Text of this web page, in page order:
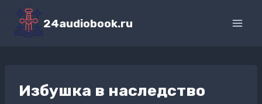
Перейти
содержимому
24audiobook.ru
Избушка в наследство